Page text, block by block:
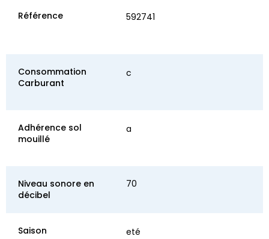
Référence 592741
Consommation
Carburant
c
Adhérence sol
mouillé
a
Niveau sonore en
décibel
70
Saison eté